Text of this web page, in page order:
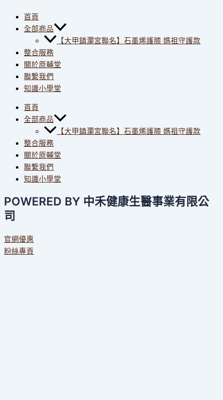
首頁
全部商品
【大甲鎮瀾宮聯名】石墨烯護膝 媽祖守護款
整合服務
關於原輔堂
聯繫我們
知識小學堂
首頁
全部商品
【大甲鎮瀾宮聯名】石墨烯護膝 媽祖守護款
整合服務
關於原輔堂
聯繫我們
知識小學堂
POWERED BY 中禾健康生醫事業有限公
司
官網優惠
粉絲專頁